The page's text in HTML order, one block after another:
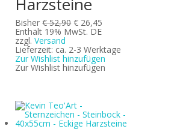
Harzsteine
Bisher €52,90Ursprünglicher
Preis
€ 52,90
€ 26,45
€ 26,45.
Enthält 19% MwSt. DE
zzgl.Versand
Lieferzeit: ca. 2-3 Werktage
Zur Wishlist hinzufügen
Zur Wishlist hinzufügen